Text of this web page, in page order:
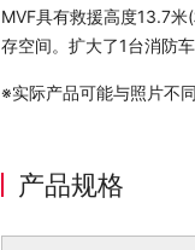
MVF具有救援高度13.7
存空间。扩大了1台消防
※实际产品可能与照片不
产品规格